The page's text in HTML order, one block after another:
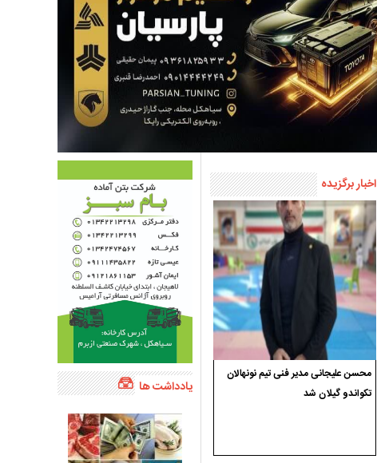
اخبار برگزیده
محسن علیجانی مدیر فنی تیم نونهالان
تکواندو گیلان شد
یادداشت ها